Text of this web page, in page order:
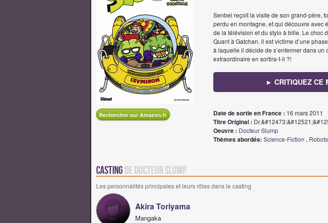
Senbei reçoit la visite de son grand-père,
perdu en montagne, et qui découvre avec
de la télévision et du stylo à bille. Le choc
Quant à Gatchan, il est victime d’une
à laquelle il décide de s’enfermer dans un
extraordinaire en sortira-t-il ?!
► CRITIQUEZ CE
Rechercher sur Amazon.fr Date de sortie en France : 16 mars 2011
Titre Original :
Oeuvre : Docteur Slump
Thèmes abordés: Science-Fiction , Robots
Casting de Docteur Slump
Les personnalités principales et leurs rôles dans le casting
Akira Toriyama
Mangaka